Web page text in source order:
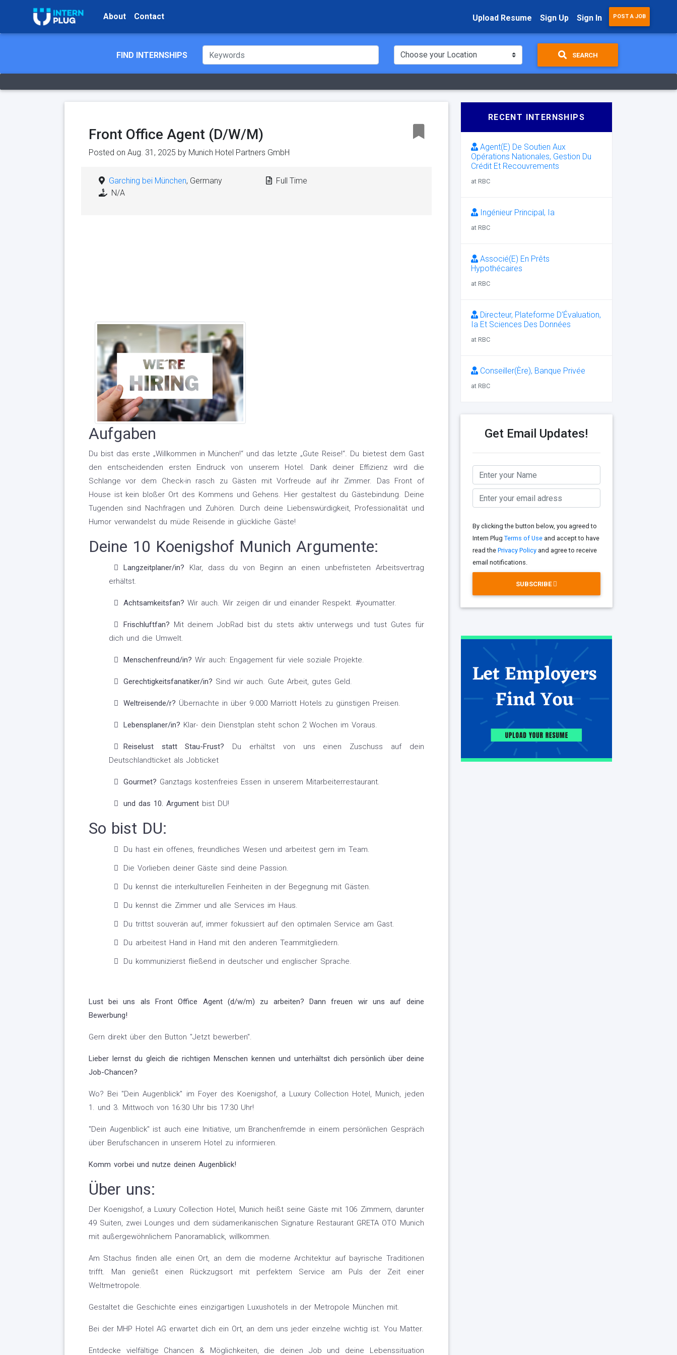
About Contact Upload Resume Sign Up Sign In POST A JOB
FIND INTERNSHIPS SEARCH
Front Office Agent (D/W/M)
Posted on Aug. 31, 2025 by Munich Hotel Partners GmbH
Garching bei München, Germany
N/A
Full Time
Aufgaben
Du bist das erste „Willkommen in München!“ und das letzte „Gute Reise!“. Du bietest dem Gast
den entscheidenden ersten Eindruck von unserem Hotel. Dank deiner Effizienz wird die
Schlange vor dem Check-in rasch zu Gästen mit Vorfreude auf ihr Zimmer. Das Front of
House ist kein bloßer Ort des Kommens und Gehens. Hier gestaltest du Gästebindung. Deine
Tugenden sind Nachfragen und Zuhören. Durch deine Liebenswürdigkeit, Professionalität und
Humor verwandelst du müde Reisende in glückliche Gäste!
Deine 10 Koenigshof Munich Argumente:
Langzeitplaner/in? Klar, dass du von Beginn an einen unbefristeten Arbeitsvertrag
erhältst.
Achtsamkeitsfan? Wir auch. Wir zeigen dir und einander Respekt. #youmatter.
Frischluftfan? Mit deinem JobRad bist du stets aktiv unterwegs und tust Gutes für
dich und die Umwelt.
Menschenfreund/in? Wir auch: Engagement für viele soziale Projekte.
Gerechtigkeitsfanatiker/in? Sind wir auch. Gute Arbeit, gutes Geld.
Weltreisende/r? Übernachte in über 9.000 Marriott Hotels zu günstigen Preisen.
Lebensplaner/in? Klar- dein Dienstplan steht schon 2 Wochen im Voraus.
Reiselust statt Stau-Frust? Du erhältst von uns einen Zuschuss auf dein
Deutschlandticket als Jobticket
Gourmet? Ganztags kostenfreies Essen in unserem Mitarbeiterrestaurant.
und das 10. Argumentbist DU!
So bist DU:
Du hast ein offenes, freundliches Wesen und arbeitest gern im Team.
Die Vorlieben deiner Gäste sind deine Passion.
Du kennst die interkulturellen Feinheiten in der Begegnung mit Gästen.
Du kennst die Zimmer und alle Services im Haus.
Du trittst souverän auf, immer fokussiert auf den optimalen Service am Gast.
Du arbeitest Hand in Hand mit den anderen Teammitgliedern.
Du kommunizierst fließend in deutscher und englischer Sprache.
Lust bei uns als Front Office Agent (d/w/m) zu arbeiten? Dann freuen wir uns auf deine
Bewerbung!
Gern direkt über den Button "Jetzt bewerben".
Lieber lernst du gleich die richtigen Menschen kennen und unterhältst dich persönlich über deine
Job-Chancen?
Wo? Bei "Dein Augenblick" im Foyer des Koenigshof, a Luxury Collection Hotel, Munich, jeden
1. und 3. Mittwoch von 16:30 Uhr bis 17:30 Uhr!
"Dein Augenblick" ist auch eine Initiative, um Branchenfremde in einem persönlichen Gespräch
über Berufschancen in unserem Hotel zu informieren.
Komm vorbei und nutze deinen Augenblick!
Über uns:
Der Koenigshof, a Luxury Collection Hotel, Munich heißt seine Gäste mit 106 Zimmern, darunter
49 Suiten, zwei Lounges und dem südamerikanischen Signature Restaurant GRETA OTO Munich
mit außergewöhnlichem Panoramablick, willkommen.
Am Stachus finden alle einen Ort, an dem die moderne Architektur auf bayrische Traditionen
trifft. Man genießt einen Rückzugsort mit perfektem Service am Puls der Zeit einer
Weltmetropole.
Gestaltet die Geschichte eines einzigartigen Luxushotels in der Metropole München mit.
Bei der MHP Hotel AG erwartet dich ein Ort, an dem uns jeder einzelne wichtig ist. You Matter.
Entdecke vielfältige Chancen & Möglichkeiten, die deinen Job und deine Lebenssituation
RECENT INTERNSHIPS
Agent(E) De Soutien Aux
Opérations Nationales, Gestion Du
Crédit Et Recouvrements
at RBC
Ingénieur Principal, Ia
at RBC
Associé(E) En Prêts
Hypothécaires
at RBC
Directeur, Plateforme D’Évaluation,
Ia Et Sciences Des Données
at RBC
Conseiller(Ère), Banque Privée
at RBC
Get Email Updates!
By clicking the button below, you agreed to
Intern Plug Terms of Useand accept to have
read the Privacy Policyand agree to receive
email notifications.
SUBSCRIBE